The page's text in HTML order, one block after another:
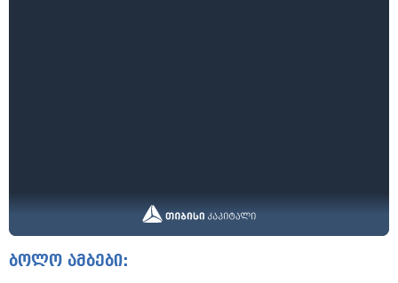
ბოლო ამბები: